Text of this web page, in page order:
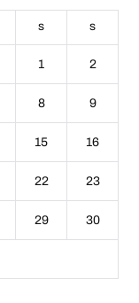
S S
1 2
8 9
15 16
22 23
29 30